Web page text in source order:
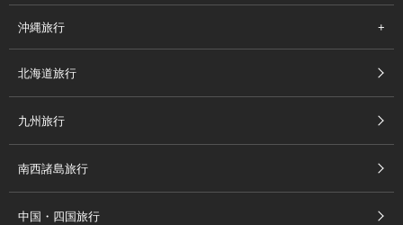
沖縄旅行
北海道旅行
九州旅行
南西諸島旅行
中国・四国旅行